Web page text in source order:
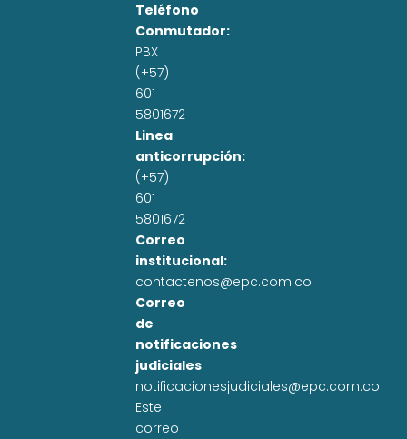
Teléfono
Conmutador:
PBX
(+57)
601
5801672
Linea
anticorrupción:
(+57)
601
5801672
Correo
institucional:
contactenos@epc.com.co
Correo
de
notificaciones
judiciales:
notificacionesjudiciales@epc.com.co
Este
correo